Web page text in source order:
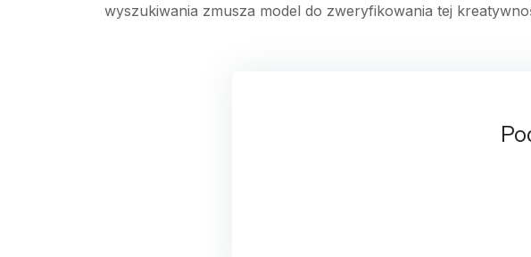
wyszukiwania zmusza model do zweryfikowania tej